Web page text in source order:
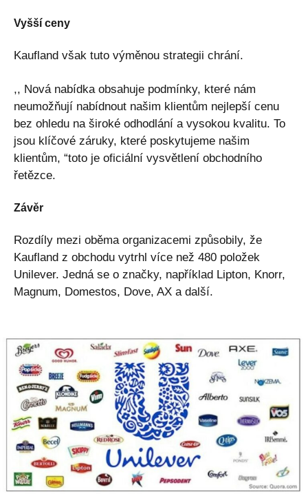
Vyšší ceny
Kaufland však tuto výměnou strategii chrání.
,, Nová nabídka obsahuje podmínky, které nám
neumožňují nabídnout našim klientům nejlepší cenu
bez ohledu na široké odhodlání a vysokou kvalitu. To
jsou klíčové záruky, které poskytujeme našim
klientům, “toto je oficiální vysvětlení obchodního
řetězce.
Závěr
Rozdíly mezi oběma organizacemi způsobily, že
Kaufland z obchodu vytrhl více než 480 položek
Unilever. Jedná se o značky, například Lipton, Knorr,
Magnum, Domestos, Dove, AX a další.